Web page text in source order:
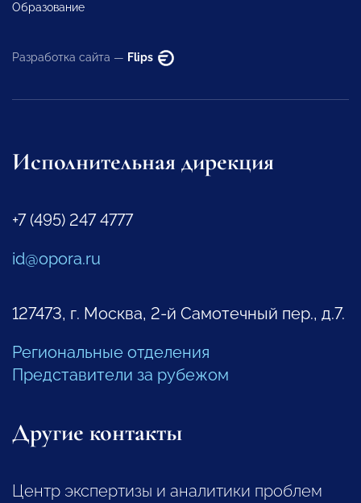
Образование
Разработка сайта — Flips
Исполнительная дирекция
+7 (495) 247 4777
id@opora.ru
127473, г. Москва, 2-й Самотечный пер., д.7.
Региональные отделения
Представители за рубежом
Другие контакты
Центр экспертизы и аналитики проблем